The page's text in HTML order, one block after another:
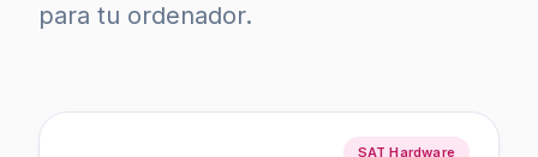
para tu ordenador.
SAT Hardware